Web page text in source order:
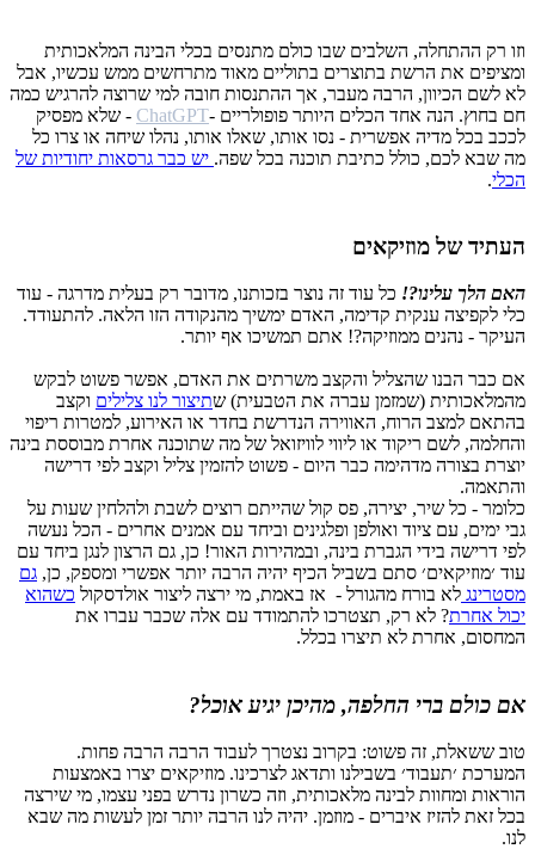
וזו רק ההתחלה, השלבים שבו כולם מתנסים בכלי הבינה המלאכותית
ומציפים את הרשת בתוצרים בתוליים מאוד מתרחשים ממש עכשיו, אבל
לא לשם הכיוון, הרבה מעבר, אך ההתנסות חובה למי שרוצה להרגיש כמה
חם בחוץ. הנה אחד הכלים היותר פופולריים -ChatGPT - שלא מפסיק
לככב בכל מדיה אפשרית - נסו אותו, שאלו אותו, נהלו שיחה או צרו כל
מה שבא לכם, כולל כתיבת תוכנה בכל שפה. יש כבר גרסאות יחודיות של
הכלי.
העתיד של מוזיקאים
האם הלך עלינו?! כל עוד זה נוצר בזכותנו, מדובר רק בעלית מדרגה - עוד
כלי לקפיצה ענקית קדימה, האדם ימשיך מהנקודה הזו הלאה. להתעודד.
העיקר - נהנים ממוזיקה?! אתם תמשיכו אף יותר.
אם כבר הבנו שהצליל והקצב משרתים את האדם, אפשר פשוט לבקש
מהמלאכותית (שמזמן עברה את הטבעית) שתיצור לנו צלילים וקצב
בהתאם למצב הרוח, האווירה הנדרשת בחדר או האירוע, למטרות ריפוי
והחלמה, לשם ריקוד או ליווי לוויזואל של מה שתוכנה אחרת מבוססת בינה
יוצרת בצורה מדהימה כבר היום - פשוט להזמין צליל וקצב לפי דרישה
והתאמה.
כלומר - כל שיר, יצירה, פס קול שהייתם רוצים לשבת ולהלחין שעות על
גבי ימים, עם ציוד ואולפן ופלגינים וביחד עם אמנים אחרים - הכל נעשה
לפי דרישה בידי הגברת בינה, ובמהירות האור! כן, גם הרצון לנגן ביחד עם
עוד ׳מוזיקאים׳ סתם בשביל הכיף יהיה הרבה יותר אפשרי ומספק, כן, גם
מסטרינג לא בורח מהגורל - אז באמת, מי ירצה ליצור אולדסקול כשהוא
יכול אחרת? לא רק, תצטרכו להתמודד עם אלה שכבר עברו את
המחסום, אחרת לא תיצרו בכלל.
אם כולם ברי החלפה, מהיכן יגיע אוכל?
טוב ששאלת, זה פשוט: בקרוב נצטרך לעבוד הרבה הרבה פחות.
המערכת ׳תעבוד׳ בשבילנו ותדאג לצרכינו. מוזיקאים יצרו באמצעות
הוראות ומחוות לבינה מלאכותית, וזה כשרון נדרש בפני עצמו, מי שירצה
בכל זאת להזיז איברים - מוזמן. יהיה לנו הרבה יותר זמן לעשות מה שבא
לנו.